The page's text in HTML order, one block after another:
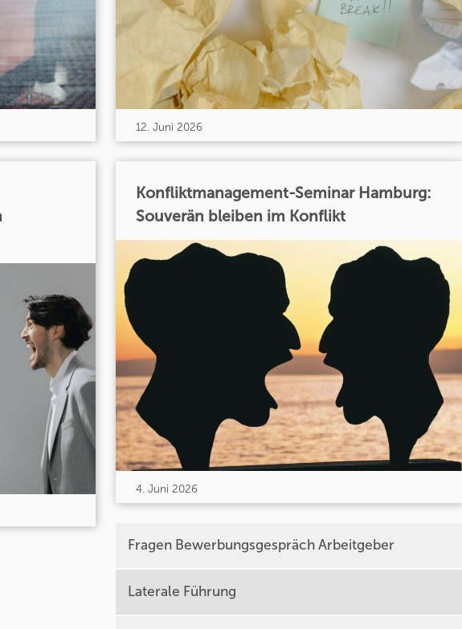
12. Juni 2026
Konfliktmanagement-Seminar Hamburg:
Souverän bleiben im Konflikt
4. Juni 2026
Fragen Bewerbungsgespräch Arbeitgeber
Laterale Führung